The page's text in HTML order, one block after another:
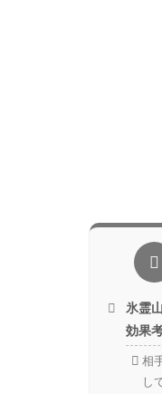
氷霊
効果
相
し